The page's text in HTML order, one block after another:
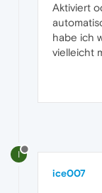
Aktiviert
habe ich
vielleicht
I
ice007